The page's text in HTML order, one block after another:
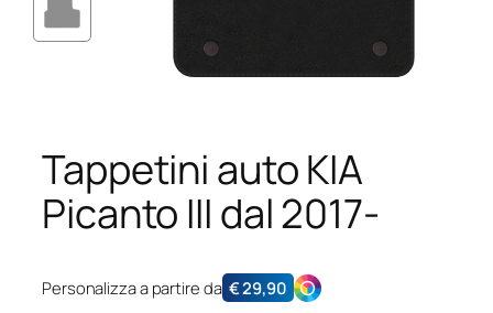
Tappetini auto KIA
Picanto III dal 2017-
Personalizza a partire da €29,90